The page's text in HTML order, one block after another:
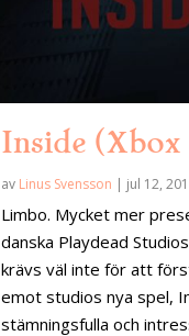
Inside (Xbox
av Linus Svensson | jul 12,
Limbo. Mycket mer
danska Playdead
krävs väl inte för att
emot studios nya spel,
stämningsfulla och